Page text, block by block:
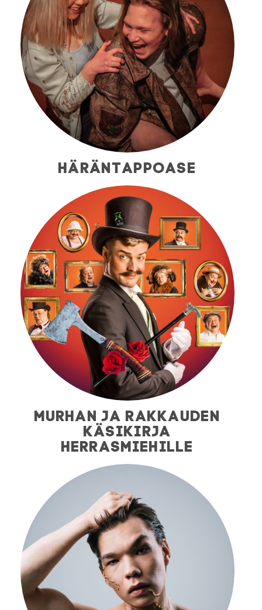
HÄRÄNTAPPOASE
MURHAN JA RAKKAUDEN
KÄSIKIRJA
HERRASMIEHILLE